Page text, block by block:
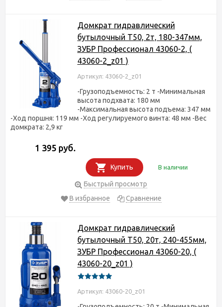
Домкрат гидравлический
бутылочный T50, 2т, 180-347мм,
ЗУБР Профессионал 43060-2, (
43060-2_z01 )
Артикул: 43060-2_z01
-Грузоподъемность: 2 т -Минимальная
высота подхвата: 180 мм
-Максимальная высота подъема: 347 мм
-Ход поршня: 119 мм -Ход регулируемого винта: 48 мм -Вес
домкрата: 2,9 кг
1 395 руб.
Купить В наличии
Быстрый просмотр
В избранное
Сравнение
Домкрат гидравлический
бутылочный T50, 20т, 240-455мм,
ЗУБР Профессионал 43060-20, (
43060-20_z01 )
Артикул: 43060-20_z01